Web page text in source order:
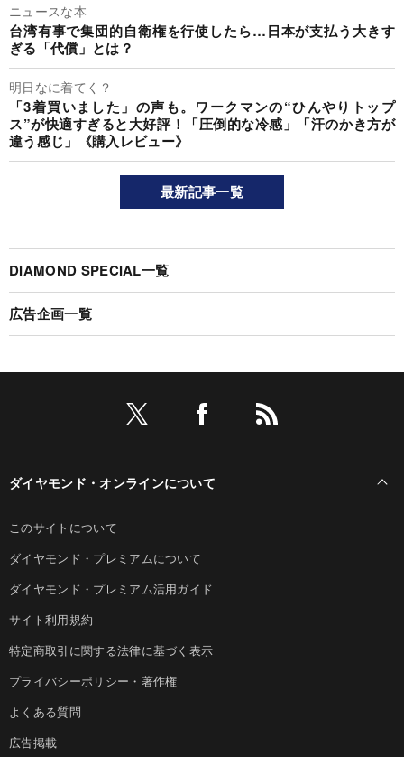
ニュースな本
台湾有事で集団的自衛権を行使したら…日本が支払う大きす
ぎる「代償」とは？
明日なに着てく？
「3着買いました」の声も。ワークマンの“ひんやりトップ
ス”が快適すぎると大好評！「圧倒的な冷感」「汗のかき方が
違う感じ」《購入レビュー》
最新記事一覧
DIAMOND SPECIAL一覧
広告企画一覧
ダイヤモンド・オンラインについて
このサイトについて
ダイヤモンド・プレミアムについて
ダイヤモンド・プレミアム活用ガイド
サイト利用規約
特定商取引に関する法律に基づく表示
プライバシーポリシー・著作権
よくある質問
広告掲載